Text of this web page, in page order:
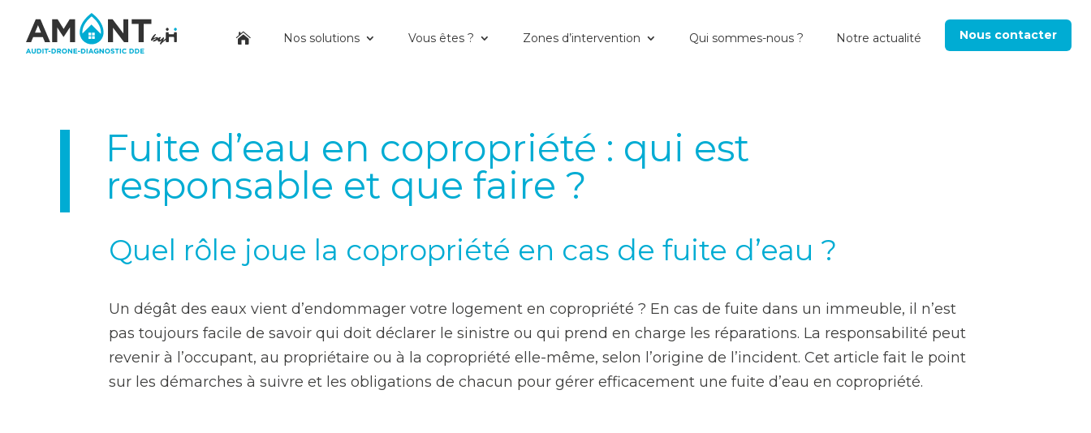
 Nos solutions Vous êtes ? Zones d’intervention Qui sommes-nous ? Notre actualité Nous contacter
Notre actualité > Fuite d’eau en copropriété : qui est responsable et que faire ?
Fuite d’eau en copropriété : qui est
responsable et que faire ?
Quel rôle joue la copropriété en cas de fuite d’eau ?
Un dégât des eaux vient d’endommager votre logement en copropriété ? En cas de fuite dans un immeuble, il n’est
pas toujours facile de savoir qui doit déclarer le sinistre ou qui prend en charge les réparations. La responsabilité peut
revenir à l’occupant, au propriétaire ou à la copropriété elle-même, selon l’origine de l’incident. Cet article fait le point
sur les démarches à suivre et les obligations de chacun pour gérer efficacement une fuite d’eau en copropriété.